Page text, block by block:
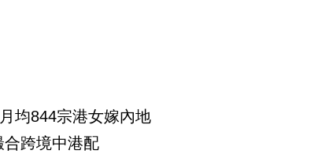
均844宗港女嫁內地
合跨境中港配